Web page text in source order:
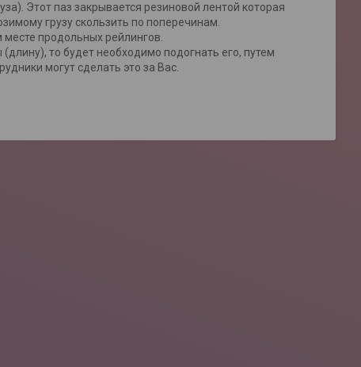
Этот паз закрывается резиновой лентой которая
грузу скользить по поперечинам.
продольных рейлингов.
то будет необходимо подогнать его, путем
могут сделать это за Вас.